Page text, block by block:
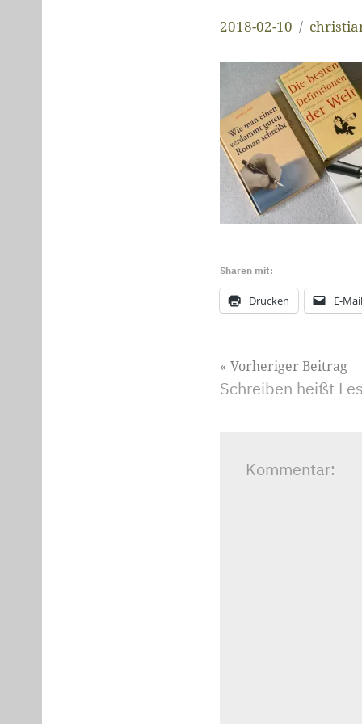
2018-02-10
Sharen mit:
Drucken E-Mail
Vorheriger Beitrag
Schreiben heißt
Kommentar: